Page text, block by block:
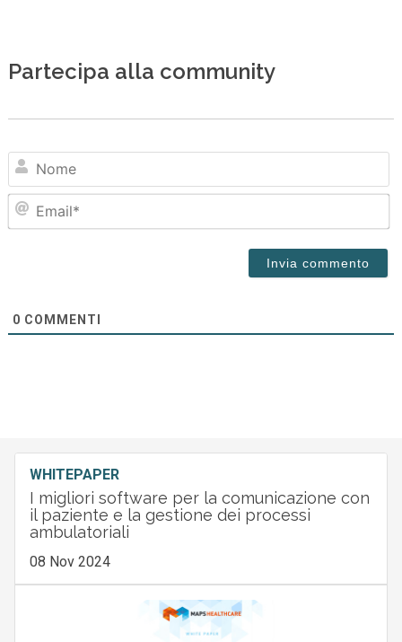
Partecipa alla community
0 COMMENTI
WHITEPAPER
I migliori software per la comunicazione con
il paziente e la gestione dei processi
ambulatoriali
08 Nov 2024